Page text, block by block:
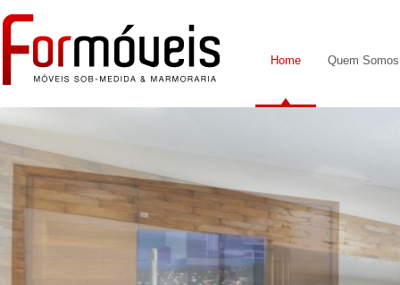
Home Quem Somos